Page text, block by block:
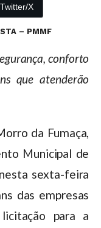
Twitter/X
– PMMF
conforto
que atenderão
da Fumaça,
Municipal de
sexta-feira
das empresas
para a